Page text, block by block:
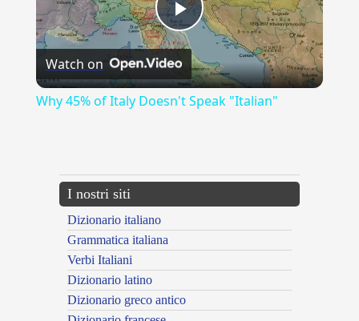
Play
Video
Watch on
Why 45% of Italy Doesn't Speak "Italian"
I nostri siti
Dizionario italiano
Grammatica italiana
Verbi Italiani
Dizionario latino
Dizionario greco antico